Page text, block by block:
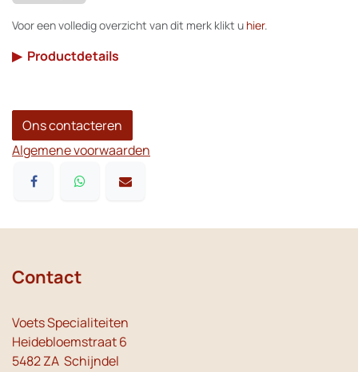
Voor een volledig overzicht van dit merk klikt u hier.
▶ Productdetails
Ons contacteren
Algemene voorwaarden
Contact
Voets Specialiteiten
Heidebloemstraat 6
5482 ZA Schijndel